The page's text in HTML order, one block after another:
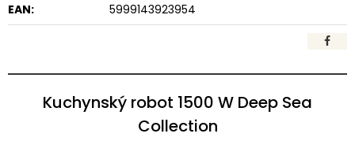
EAN:
5999143923954
Kuchynský robot 1500 W Deep Sea
Collection